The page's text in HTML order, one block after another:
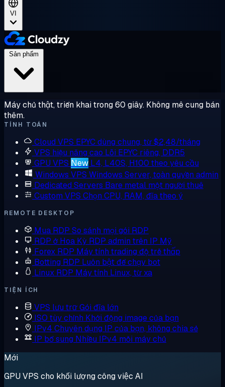
VI
Máy chủ thật, triển khai trong 60 giây. Không mê cung bán
thêm.
TÍNH TOÁN
Cloud VPS EPYC dùng chung, từ $2,48/tháng
VPS hiệu năng cao Lõi EPYC riêng, DDR5
GPU VPS New L4, L40S, H100 theo yêu cầu
Windows VPS Windows Server, toàn quyền admin
Dedicated Servers Bare metal một người thuê
Custom VPS Chọn CPU, RAM, đĩa theo ý
REMOTE DESKTOP
Mua RDP So sánh mọi gói RDP
RDP ở Hoa Kỳ RDP admin trên IP Mỹ
Forex RDP Máy tính trading độ trễ thấp
Botting RDP Luôn bật để chạy bot
Linux RDP Máy tính Linux, từ xa
TIỆN ÍCH
VPS lưu trữGói đĩa lớn
ISO tùy chỉnh Khởi động image của bạn
IPv4 Chuyên dụng IP của bạn, không chia sẻ
IP bổ sung Nhiều IPv4 mỗi máy chủ
Mới
GPU VPS cho khối lượng công việc AI